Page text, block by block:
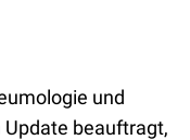
und
Update beauftragt,